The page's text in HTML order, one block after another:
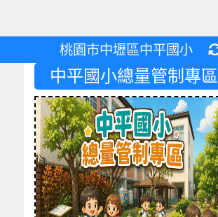
桃園市中壢區中平國小
中平國小總量管制專區